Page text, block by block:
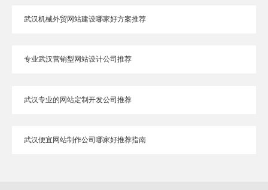
武汉机械外贸网站建设哪家好方案推荐
专业武汉营销型网站设计公司推荐
武汉专业的网站定制开发公司推荐
武汉便宜网站制作公司哪家好推荐指南